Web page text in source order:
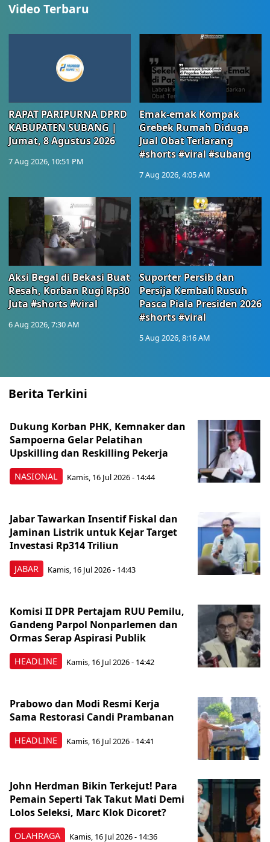
Video Terbaru
RAPAT PARIPURNA DPRD
KABUPATEN SUBANG |
Jumat, 8 Agustus 2026
7 Aug 2026, 10:51 PM
Emak-emak Kompak
Grebek Rumah Diduga
Jual Obat Terlarang
#shorts #viral #subang
7 Aug 2026, 4:05 AM
Aksi Begal di Bekasi Buat
Resah, Korban Rugi Rp30
Juta #shorts #viral
6 Aug 2026, 7:30 AM
Suporter Persib dan
Persija Kembali Rusuh
Pasca Piala Presiden 2026
#shorts #viral
5 Aug 2026, 8:16 AM
Berita Terkini
NASIONAL
Dukung Korban PHK, Kemnaker dan
Sampoerna Gelar Pelatihan
Upskilling dan Reskilling Pekerja
Kamis, 16 Jul 2026 - 14:44
JABAR
Jabar Tawarkan Insentif Fiskal dan
Jaminan Listrik untuk Kejar Target
Investasi Rp314 Triliun
Kamis, 16 Jul 2026 - 14:43
HEADLINE
Komisi II DPR Pertajam RUU Pemilu,
Gandeng Parpol Nonparlemen dan
Ormas Serap Aspirasi Publik
Kamis, 16 Jul 2026 - 14:42
HEADLINE
Prabowo dan Modi Resmi Kerja
Sama Restorasi Candi Prambanan
Kamis, 16 Jul 2026 - 14:41
OLAHRAGA
John Herdman Bikin Terkejut! Para
Pemain Seperti Tak Takut Mati Demi
Lolos Seleksi, Marc Klok Dicoret?
Kamis, 16 Jul 2026 - 14:36